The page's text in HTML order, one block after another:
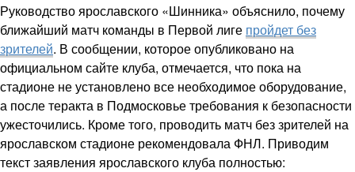
Руководство ярославского «Шинника» объяснило, почему
ближайший матч команды в Первой лиге пройдет без
зрителей. В сообщении, которое опубликовано на
официальном сайте клуба, отмечается, что пока на
стадионе не установлено все необходимое оборудование,
а после теракта в Подмосковье требования к безопасности
ужесточились. Кроме того, проводить матч без зрителей на
ярославском стадионе рекомендовала ФНЛ. Приводим
текст заявления ярославского клуба полностью: